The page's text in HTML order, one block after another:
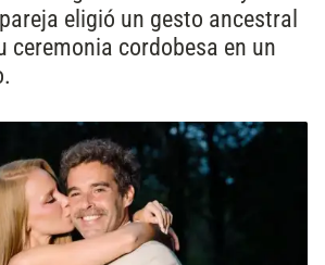
eligió un gesto ancestral
ceremonia cordobesa en un